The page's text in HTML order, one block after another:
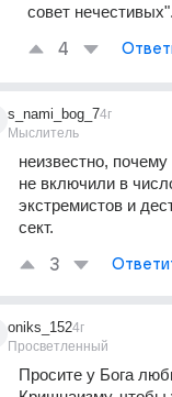
совет
4
s_nami_bog_7
Мыслитель
4г
неизвестно,
не включили в
экстремистов и
сект.
3
oniks_152
Просветленный
4г
Просите у Бога